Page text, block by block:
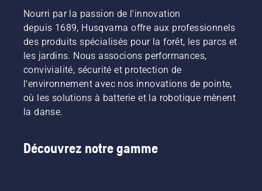
Nourri par la passion de l'innovation
depuis 1689, Husqvarna offre aux professionnels
des produits spécialisés pour la forêt, les parcs et
les jardins. Nous associons performances,
convivialité, sécurité et protection de
l'environnement avec nos innovations de pointe,
où les solutions à batterie et la robotique mènent
la danse.
Découvrez notre gamme